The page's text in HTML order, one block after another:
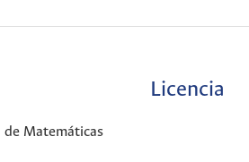
Licencia
Matemáticas